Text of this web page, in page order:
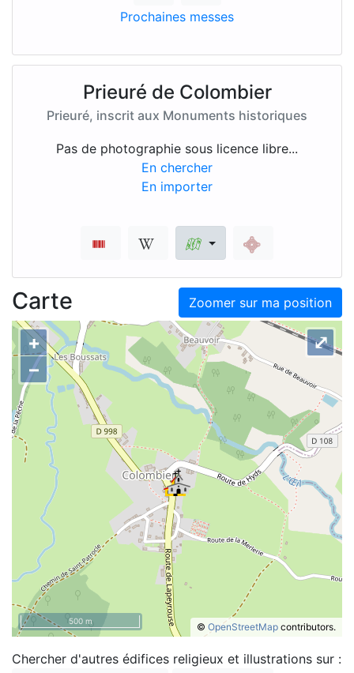
Prochaines messes
Prieuré de Colombier
Prieuré, inscrit aux Monuments historiques
Pas de photographie sous licence libre...
En chercher
En importer
Zoomer sur ma position
Carte
+
–
© OpenStreetMap contributors.
⤢
500 m
Chercher d'autres édifices religieux et illustrations sur :